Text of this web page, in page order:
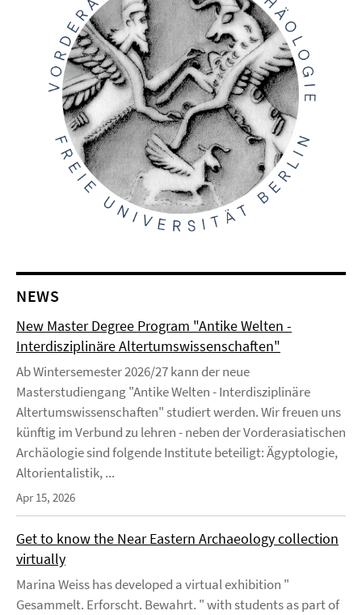
NEWS
New Master Degree Program "Antike Welten -
Interdisziplinäre Altertumswissenschaften"
Ab Wintersemester 2026/27 kann der neue
Masterstudiengang "Antike Welten - Interdisziplinäre
Altertumswissenschaften" studiert werden. Wir freuen uns
künftig im Verbund zu lehren - neben der Vorderasiatischen
Archäologie sind folgende Institute beteiligt: Ägyptologie,
Altorientalistik, ...
Apr 15, 2026
Get to know the Near Eastern Archaeology collection
virtually
Marina Weiss has developed a virtual exhibition "
Gesammelt. Erforscht. Bewahrt. " with students as part of